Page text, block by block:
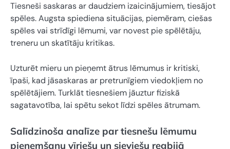
Tiesneši saskaras ar daudziem izaicinājumiem, tiesājot
spēles. Augsta spiediena situācijas, piemēram, ciešas
spēles vai strīdīgi lēmumi, var novest pie spēlētāju,
treneru un skatītāju kritikas.
Uzturēt mieru un pieņemt ātrus lēmumus ir kritiski,
īpaši, kad jāsaskaras ar pretrunīgiem viedokļiem no
spēlētājiem. Turklāt tiesnešiem jāuztur fiziskā
sagatavotība, lai spētu sekot līdzi spēles ātrumam.
Salīdzinoša analīze par tiesnešu lēmumu
pieņemšanu vīriešu un sieviešu regbijā